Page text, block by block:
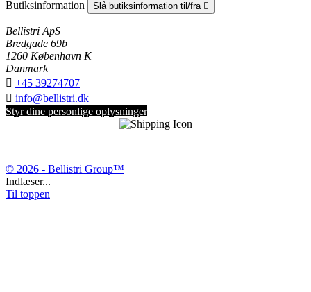
Butiksinformation Slå butiksinformation til/fra 
Bellistri ApS
Bredgade 69b
1260 København K
Danmark
 +45 39274707
 info@bellistri.dk
Styr dine personlige oplysninger
© 2026 - Bellistri Group™
Indlæser...
Til toppen